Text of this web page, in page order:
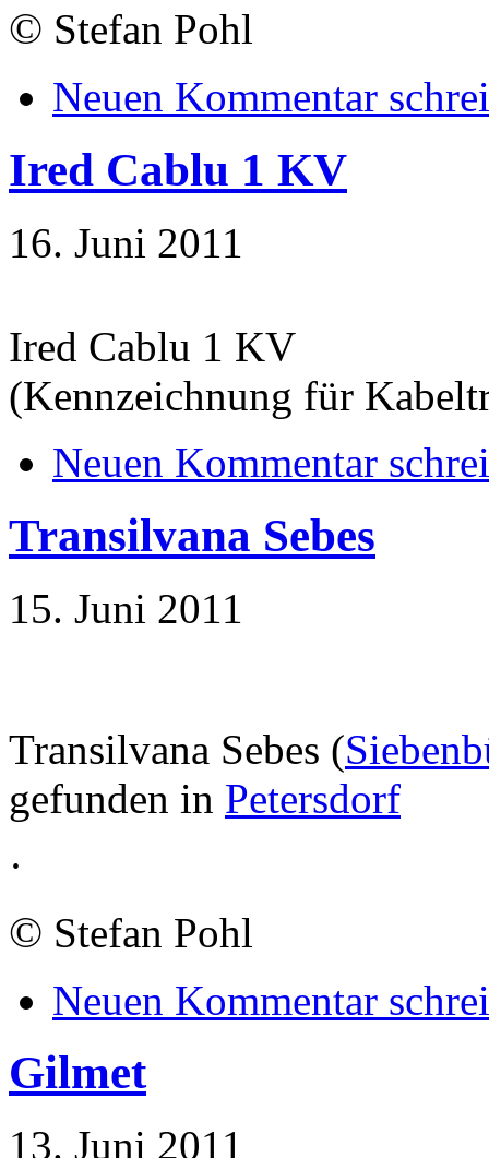
© Stefan Pohl
Neuen Kommentar
Ired Cablu 1 KV
16. Juni 2011
Ired Cablu 1 KV
(Kennzeichnung für
Neuen Kommentar
Transilvana Sebes
15. Juni 2011
Transilvana Sebes (
gefunden in Petersdorf
·
© Stefan Pohl
Neuen Kommentar
Gilmet
13. Juni 2011